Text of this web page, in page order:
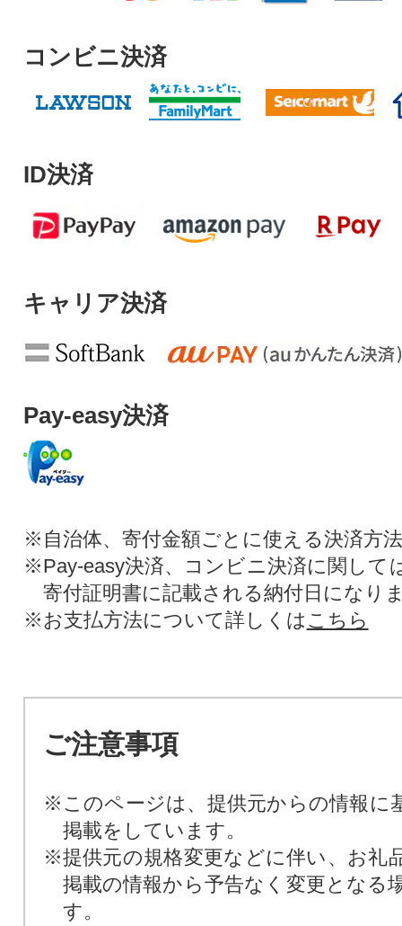
コンビニ決済
ID決済
キャリア決済
Pay-easy決済
※自治体、寄付金額ごとに使える決済方
※Pay-easy決済、コンビニ決済に関して
寄付証明書に記載される納付日になり
※お支払方法について詳しくは こちら
ご注意事項
※このページは、提供元からの情報に
掲載をしています。
※提供元の規格変更などに伴い、お礼
掲載の情報から予告なく変更となる
す。